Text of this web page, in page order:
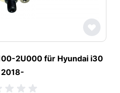
2U000 für Hyundai i30
2018-